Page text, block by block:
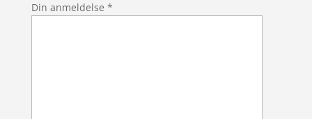
Din anmeldelse *